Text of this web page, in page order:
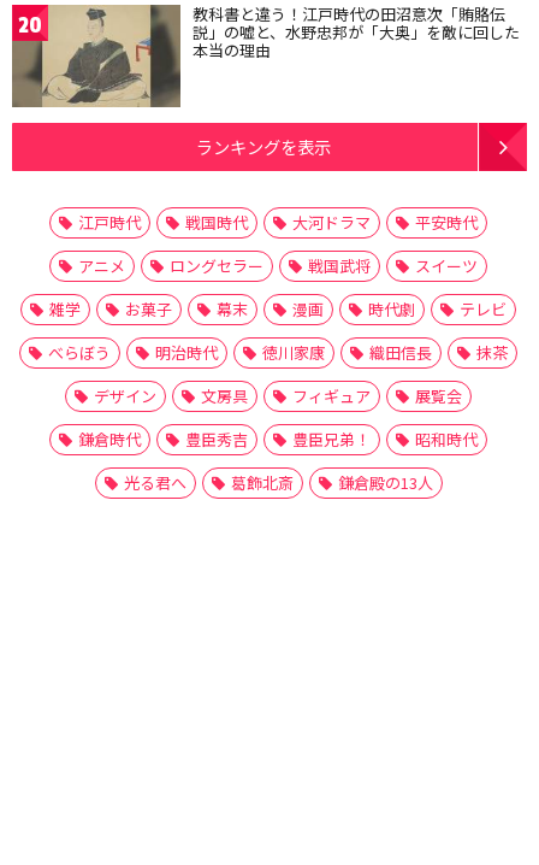
20 教科書と違う！江戸時代の田沼意次「賄賂伝
説」の嘘と、水野忠邦が「大奥」を敵に回した
本当の理由
ランキングを表示
江戸時代 戦国時代 大河ドラマ
平安時代
アニメ
ロングセラー 戦国武将
スイーツ
雑学
お菓子 幕末 漫画 時代劇
テレビ
べらぼう
明治時代 徳川家康 織田信長
抹茶
デザイン
文房具 フィギュア
展覧会
鎌倉時代
豊臣秀吉 豊臣兄弟！
昭和時代
光る君へ
葛飾北斎 鎌倉殿の13人